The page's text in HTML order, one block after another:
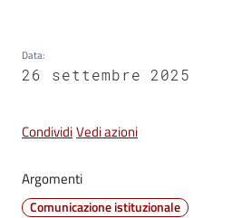
su
Data:
26 settembre 2025
CondividiVedi azioni
Argomenti
Comunicazione istituzionale